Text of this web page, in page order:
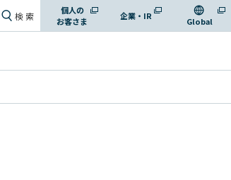
検 索
個人の
お客さま
企業・IR Global